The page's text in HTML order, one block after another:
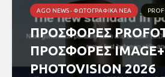
AGO NEWS - ΦΩΤΟΓΡΑΦΙΚΆ ΝΈΑ
ΠΡΟΣΦΟΡΕΣ
ΠΡΟΣΦΟΡΕΣ
PHOTOVISION 2026